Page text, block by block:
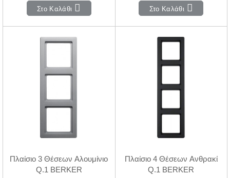
Στο Καλάθι Στο Καλάθι
Πλαίσιο 3 Θέσεων Αλουμίνιο
Q.1 BERKER
Πλαίσιο 4 Θέσεων Ανθρακί
Q.1 BERKER